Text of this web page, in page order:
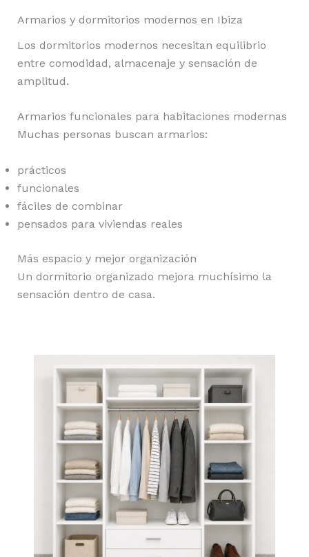
Armarios y dormitorios modernos en Ibiza
Los dormitorios modernos necesitan equilibrio
entre comodidad, almacenaje y sensación de
amplitud.
Armarios funcionales para habitaciones modernas
Muchas personas buscan armarios:
prácticos
funcionales
fáciles de combinar
pensados para viviendas reales
Más espacio y mejor organización
Un dormitorio organizado mejora muchísimo la
sensación dentro de casa.